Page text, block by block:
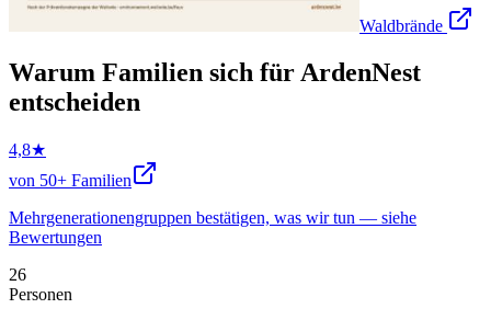
Waldbrände
Warum Familien sich für ArdenNest
entscheiden
4,8★
von 50+ Familien
Mehrgenerationengruppen bestätigen, was wir tun — siehe
Bewertungen
26
Personen